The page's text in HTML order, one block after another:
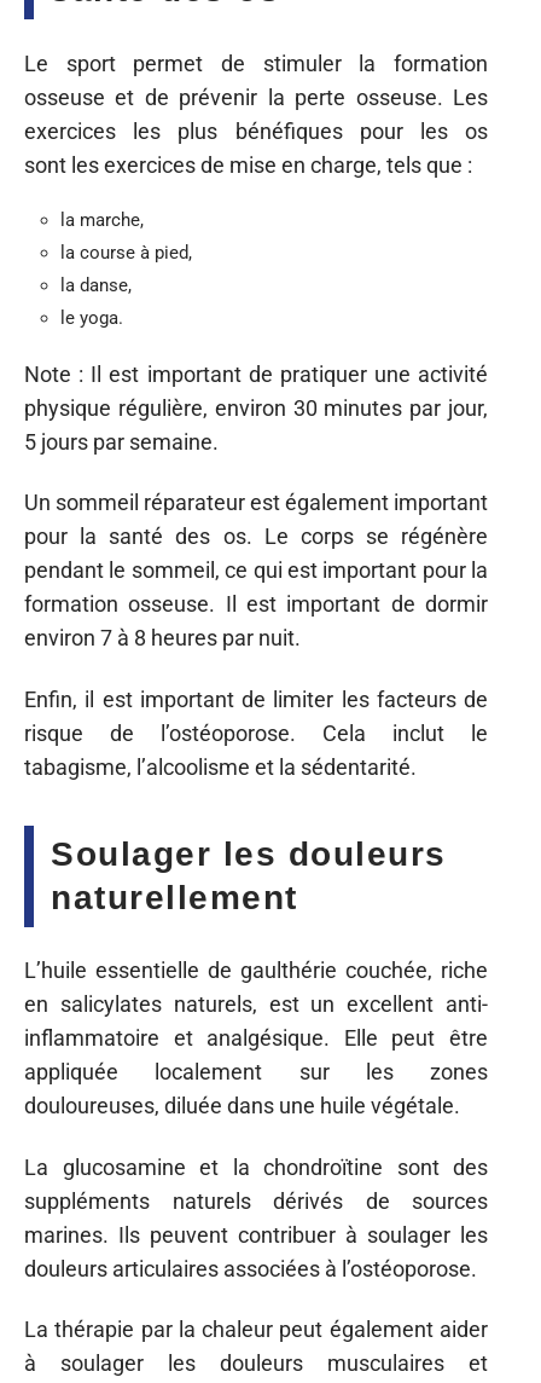
Le sport permet de stimuler la formation
osseuse et de prévenir la perte osseuse. Les
exercices les plus bénéfiques pour les os
sont les exercices de mise en charge, tels que :
la marche,
la course à pied,
la danse,
le yoga.
Note : Il est important de pratiquer une activité
physique régulière, environ 30 minutes par jour,
5 jours par semaine.
Un sommeil réparateur est également important
pour la santé des os. Le corps se régénère
pendant le sommeil, ce qui est important pour la
formation osseuse. Il est important de dormir
environ 7 à 8 heures par nuit.
Enfin, il est important de limiter les facteurs de
risque de l’ostéoporose. Cela inclut le
tabagisme, l’alcoolisme et la sédentarité.
Soulager les douleurs
naturellement
L’huile essentielle de gaulthérie couchée, riche
en salicylates naturels, est un excellent anti-
inflammatoire et analgésique. Elle peut être
appliquée localement sur les zones
douloureuses, diluée dans une huile végétale.
La glucosamine et la chondroïtine sont des
suppléments naturels dérivés de sources
marines. Ils peuvent contribuer à soulager les
douleurs articulaires associées à l’ostéoporose.
La thérapie par la chaleur peut également aider
à soulager les douleurs musculaires et